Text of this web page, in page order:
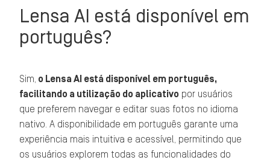
Lensa AI está disponível em
português?
Sim, o Lensa AI está disponível em português,
facilitando a utilização do aplicativo por usuários
que preferem navegar e editar suas fotos no idioma
nativo. A disponibilidade em português garante uma
experiência mais intuitiva e acessível, permitindo que
os usuários explorem todas as funcionalidades do